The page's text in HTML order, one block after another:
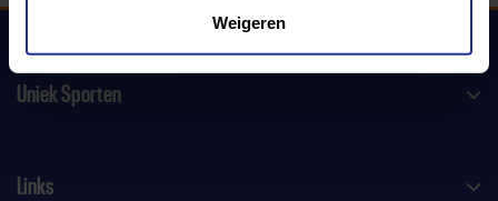
Weigeren
Uniek Sporten
Links